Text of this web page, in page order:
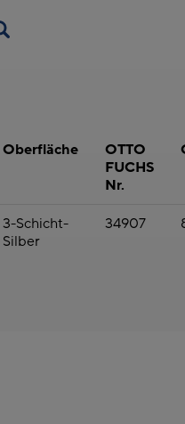
Oberfläche
OTTO
FUCHS
Nr.
3-Schicht-
Silber
34907